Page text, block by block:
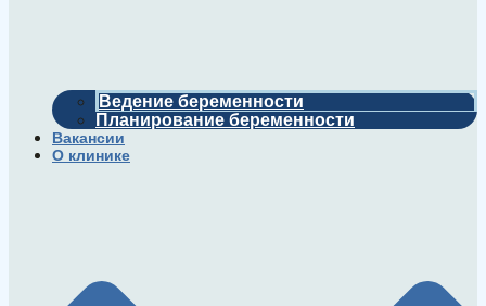
Ведение беременности
Планирование беременности
Вакансии
О клинике